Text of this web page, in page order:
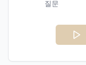
질문